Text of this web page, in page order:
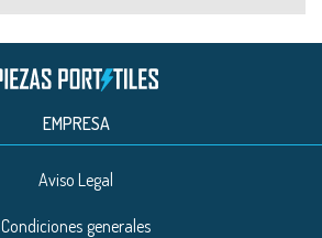
EMPRESA
Aviso Legal
Condiciones generales